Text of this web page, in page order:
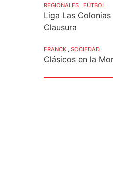
REGIONALES FÚTBOL
Liga Las
Clausura
FRANCK SOCIEDAD
Clásicos en la